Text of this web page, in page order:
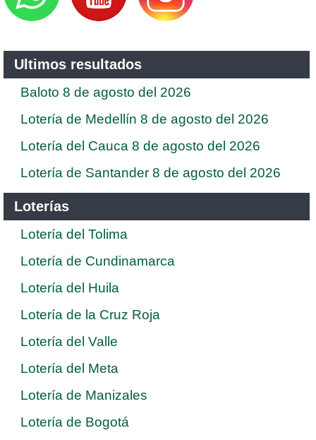
Ultimos resultados
Baloto 8 de agosto del 2026
Lotería de Medellín 8 de agosto del 2026
Lotería del Cauca 8 de agosto del 2026
Lotería de Santander 8 de agosto del 2026
Loterías
Lotería del Tolima
Lotería de Cundinamarca
Lotería del Huila
Lotería de la Cruz Roja
Lotería del Valle
Lotería del Meta
Lotería de Manizales
Lotería de Bogotá